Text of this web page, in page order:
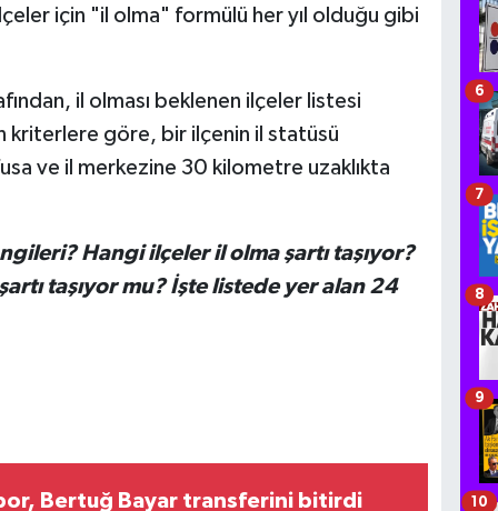
için "il olma" formülü her yıl olduğu gibi
il olması beklenen ilçeler listesi
kriterlere göre, bir ilçenin il statüsü
ve il merkezine 30 kilometre uzaklıkta
Hangi ilçeler il olma şartı taşıyor?
taşıyor mu? İşte listede yer alan 24
Bertuğ Bayar transferini bitirdi
6
7
8
9
10